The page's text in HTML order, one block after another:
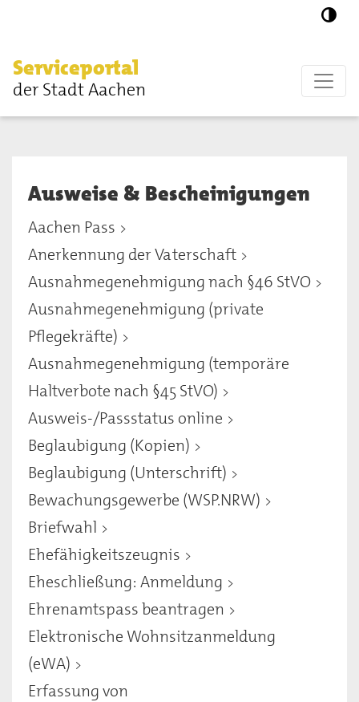
Serviceportal
der Stadt Aachen
Ausweise & Bescheinigungen
Aachen Pass
Anerkennung der Vaterschaft
Ausnahmegenehmigung nach §46 StVO
Ausnahmegenehmigung (private
Pflegekräfte)
Ausnahmegenehmigung (temporäre
Haltverbote nach §45 StVO)
Ausweis-/Passstatus online
Beglaubigung (Kopien)
Beglaubigung (Unterschrift)
Bewachungsgewerbe (WSP.NRW)
Briefwahl
Ehefähigkeitszeugnis
Eheschließung: Anmeldung
Ehrenamtspass beantragen
Elektronische Wohnsitzanmeldung
(eWA)
Erfassung von